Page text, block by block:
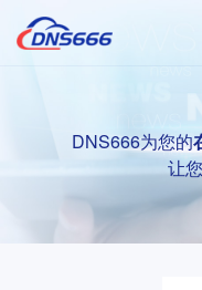
DNS666为您的
让